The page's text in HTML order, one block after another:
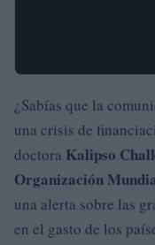
¿Sabías que la
una crisis de
doctora Kalipso
Organización
una alerta sobre las
en el gasto de los